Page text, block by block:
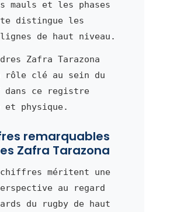
mauls et les phases
distingue les
lignes de haut niveau.
Zafra Tarazona
rôle clé au sein du
ce registre
et physique.
remarquables
Zafra Tarazona
méritent une
au regard
du rugby de haut